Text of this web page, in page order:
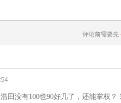
评论前需要先
田没有100也90好几了，还能掌权